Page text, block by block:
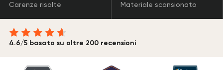
Carenze risolte Materiale scansionato
4.6/5 basato su oltre 200 recensioni